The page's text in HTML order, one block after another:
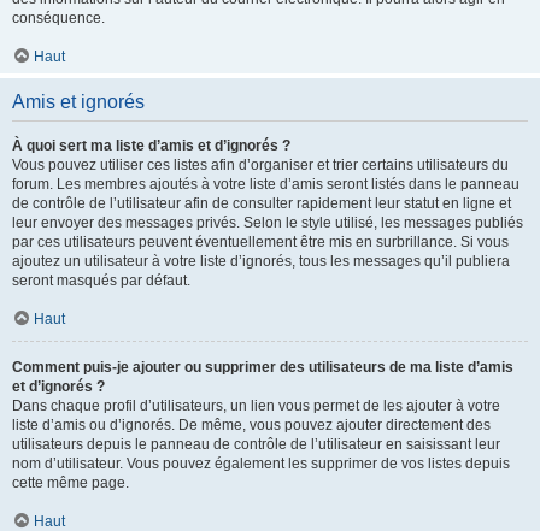
conséquence.
Haut
Amis et ignorés
À quoi sert ma liste d’amis et d’ignorés ?
Vous pouvez utiliser ces listes afin d’organiser et trier certains utilisateurs du
forum. Les membres ajoutés à votre liste d’amis seront listés dans le panneau
de contrôle de l’utilisateur afin de consulter rapidement leur statut en ligne et
leur envoyer des messages privés. Selon le style utilisé, les messages publiés
par ces utilisateurs peuvent éventuellement être mis en surbrillance. Si vous
ajoutez un utilisateur à votre liste d’ignorés, tous les messages qu’il publiera
seront masqués par défaut.
Haut
Comment puis-je ajouter ou supprimer des utilisateurs de ma liste d’amis
et d’ignorés ?
Dans chaque profil d’utilisateurs, un lien vous permet de les ajouter à votre
liste d’amis ou d’ignorés. De même, vous pouvez ajouter directement des
utilisateurs depuis le panneau de contrôle de l’utilisateur en saisissant leur
nom d’utilisateur. Vous pouvez également les supprimer de vos listes depuis
cette même page.
Haut